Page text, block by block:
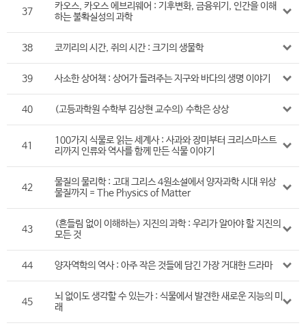
37
카오스, 카오스 에브리웨어 : 기후변화, 금융위기, 인간을 이해
하는 불확실성의 과학
38 코끼리의 시간, 쥐의 시간 : 크기의 생물학
39 사소한 상어책 : 상어가 들려주는 지구와 바다의 생명 이야기
40 (고등과학원 수학부 김상현 교수의) 수학은 상상
41
100가지 식물로 읽는 세계사 : 사과와 장미부터 크리스마스트
리까지 인류와 역사를 함께 만든 식물 이야기
42
물질의 물리학 : 고대 그리스 4원소설에서 양자과학 시대 위상
물질까지 = The Physics of Matter
43
(흔들림 없이 이해하는) 지진의 과학 : 우리가 알아야 할 지진의
모든 것
44 양자역학의 역사 : 아주 작은 것들에 담긴 가장 거대한 드라마
45
뇌 없이도 생각할 수 있는가 : 식물에서 발견한 새로운 지능의 미
래